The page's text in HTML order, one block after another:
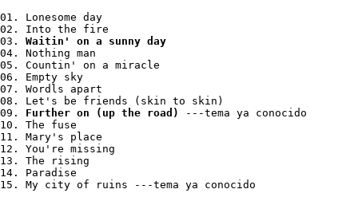
01. Lonesome day
02. Into the fire
03. Waitin' on a sunny day
04. Nothing man
05. Countin' on a miracle
06. Empty sky
07. Wordls apart
08. Let's be friends (skin to skin)
09. Further on (up the road)
---tema ya conocido
10. The fuse
11. Mary's place
12. You're missing
13. The rising
14. Paradise
15. My city of ruins ---tema ya conocido